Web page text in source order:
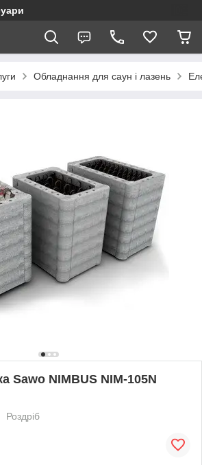
Обладнання для саун і лазень
Sawo NIMBUS NIM-105N
Роздріб